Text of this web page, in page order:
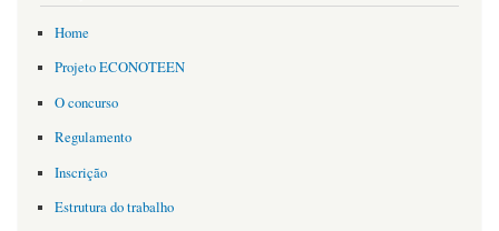
Home
Projeto ECONOTEEN
O concurso
Regulamento
Inscrição
Estrutura do trabalho